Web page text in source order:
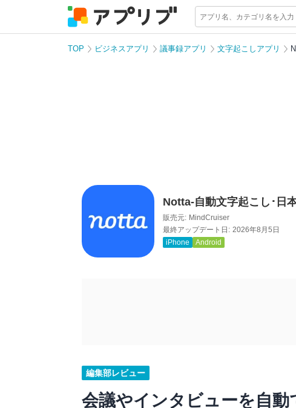
TOP ビジネスアプリ 議事録アプリ 文字起こしアプリ
Notta-自動文字起こし･日
販売元: MindCruiser
最終アップデート日: 2026年8月5日
iPhone
Android
編集部レビュー
会議やインタビューを自